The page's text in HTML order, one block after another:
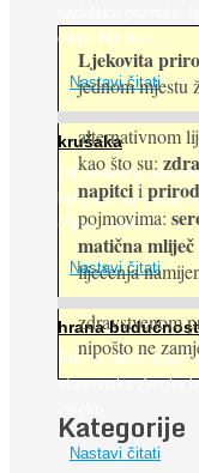
dalje. Njihovo ...
Nastavi čitati
krušaka
Pri podizanju
kukcima jer vlada
(Apis mellifera). ...
Nastavi čitati
hrana
Prema
stanovnika Zemlje
Nastavi čitati
Ljekovita
jednom mjestu
alternativnom
kao što su:
napitcii
pojmovima:
matična mliječ
liječenja
zdravstvenom
nipošto ne
Kategorije